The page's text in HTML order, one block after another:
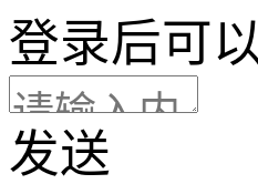
登录后可
发送